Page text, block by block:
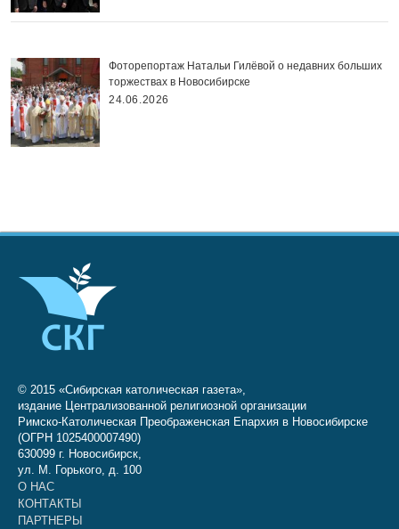
Фоторепортаж Натальи Гилёвой о недавних больших
торжествах в Новосибирске
24.06.2026
© 2015 «Сибирская католическая газета»,
издание Централизованной религиозной организации
Римско-Католическая Преображенская Епархия в Новосибирске
(ОГРН 1025400007490)
630099 г. Новосибирск,
ул. М. Горького, д. 100
О НАС
КОНТАКТЫ
ПАРТНЕРЫ